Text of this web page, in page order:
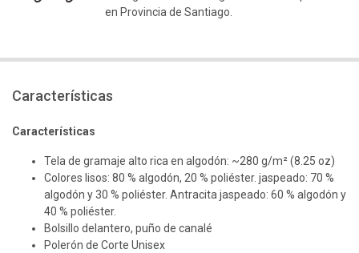
en Provincia de Santiago.
Características
Características
Tela de gramaje alto rica en algodón: ~280 g/m² (8.25 oz)
Colores lisos: 80 % algodón, 20 % poliéster. jaspeado: 70 %
algodón y 30 % poliéster. Antracita jaspeado: 60 % algodón y
40 % poliéster.
Bolsillo delantero, puño de canalé
Polerón de Corte Unisex